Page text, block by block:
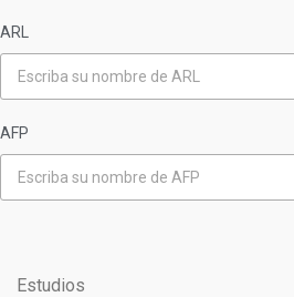
ARL
AFP
Estudios